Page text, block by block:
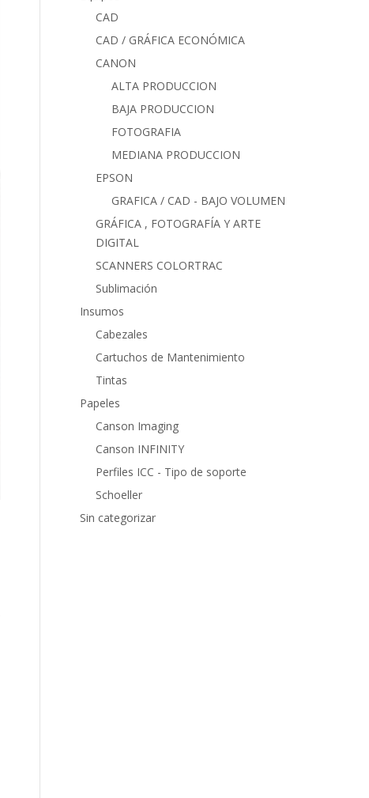
CAD
CAD / GRÁFICA ECONÓMICA
CANON
ALTA PRODUCCION
BAJA PRODUCCION
FOTOGRAFIA
MEDIANA PRODUCCION
EPSON
GRAFICA / CAD - BAJO VOLUMEN
GRÁFICA , FOTOGRAFÍA Y ARTE
DIGITAL
SCANNERS COLORTRAC
Sublimación
Insumos
Cabezales
Cartuchos de Mantenimiento
Tintas
Papeles
Canson Imaging
Canson INFINITY
Perfiles ICC - Tipo de soporte
Schoeller
Sin categorizar